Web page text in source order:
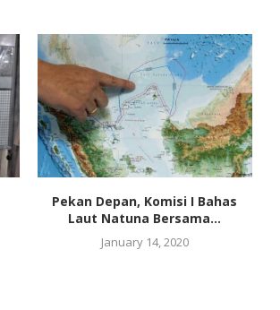
Pekan Depan, Komisi I Bahas
Laut Natuna Bersama...
January 14, 2020